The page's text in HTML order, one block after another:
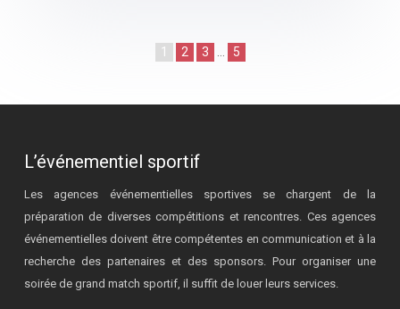
1 2 3 5
L’événementiel sportif
Les agences événementielles sportives se chargent de la
préparation de diverses compétitions et rencontres. Ces agences
événementielles doivent être compétentes en communication et à la
recherche des partenaires et des sponsors. Pour organiser une
soirée de grand match sportif, il suffit de louer leurs services.